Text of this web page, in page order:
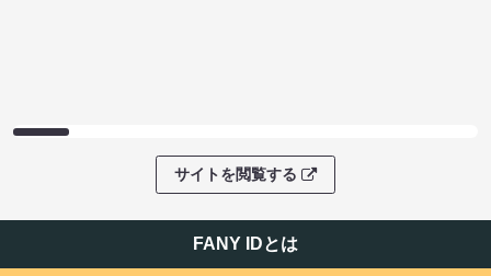
サイトを閲覧する
FANY IDとは